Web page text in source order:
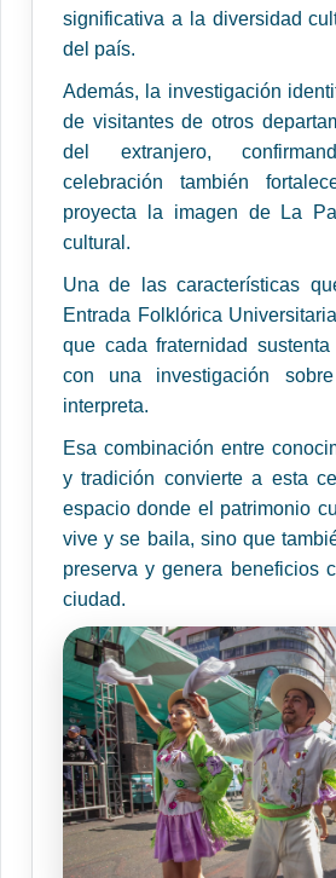
significativa a la diversidad
del país.
Además, la investigación
de visitantes de otros
del extranjero,
celebración también
proyecta la imagen de La
cultural.
Una de las características
Entrada Folklórica
que cada fraternidad
con una investigación
interpreta.
Esa combinación entre
y tradición convierte a esta
espacio donde el patrimonio
vive y se baila, sino que
preserva y genera beneficios
ciudad.